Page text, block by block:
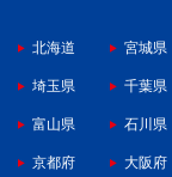
北海道 宮城県
埼玉県 千葉県
富山県 石川県
京都府 大阪府